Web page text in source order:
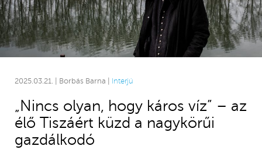
2025.03.21. | Borbás Barna | Interjú
„Nincs olyan, hogy káros víz” – az
élő Tiszáért küzd a nagykörűi
gazdálkodó